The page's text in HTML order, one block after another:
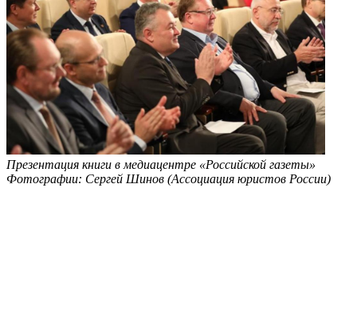
Презентация книги в медиацентре «Российской газеты»
Фотографии: Сергей Шинов (Ассоциация юристов России)